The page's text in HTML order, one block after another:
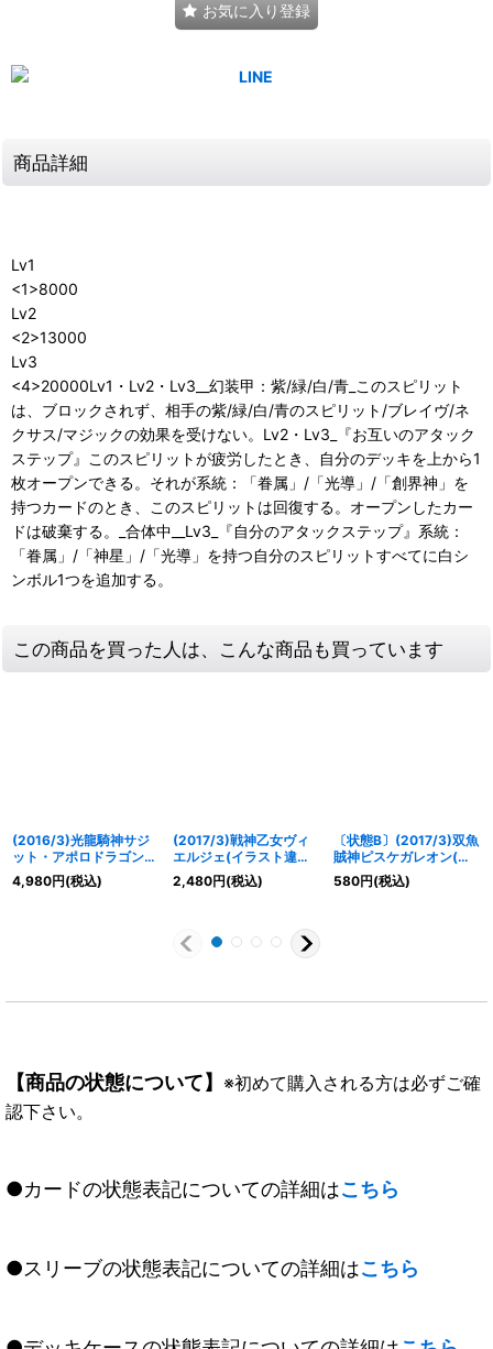
お気に入り登録
商品詳細
Lv1
<1>8000
Lv2
<2>13000
Lv3
<4>20000Lv1・Lv2・Lv3__幻装甲：紫/緑/白/青_このスピリット
は、ブロックされず、相手の紫/緑/白/青のスピリット/ブレイヴ/ネ
クサス/マジックの効果を受けない。Lv2・Lv3_『お互いのアタック
ステップ』このスピリットが疲労したとき、自分のデッキを上から1
枚オープンできる。それが系統：「眷属」/「光導」/「創界神」を
持つカードのとき、このスピリットは回復する。オープンしたカー
ドは破棄する。_合体中__Lv3_『自分のアタックステップ』系統：
「眷属」/「神星」/「光導」を持つ自分のスピリットすべてに白シ
ンボル1つを追加する。
この商品を買った人は、こんな商品も買っています
(2016/3)光龍騎神サジ
ット・アポロドラゴン
(イラスト違い)【X-
SEC】{BS38-RVX01}
4,980円(税込)
(2017/3)戦神乙女ヴィ
エルジェ(イラスト違い)
【X-SEC】{BS39-
RVX05}《黄》
2,480円(税込)
〔状態B〕(2017/3)双魚
賊神ピスケガレオン(イ
ラスト違い)【X-SEC】
{BS39-RVX02}《紫》
580円(税込)
【商品の状態について】 ※初めて購入される方は必ずご確
認下さい。
●カードの状態表記についての詳細はこちら
●スリーブの状態表記についての詳細はこちら